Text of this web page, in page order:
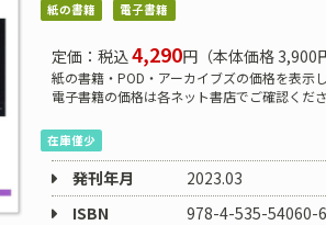
紙の書籍 電子書籍
定価：税込4,290円（本体価格 3,900
紙の書籍・POD・アーカイブズの価格を表示
電子書籍の価格は各ネット書店でご確認くだ
在庫僅少
発刊年月
2023.03
ISBN
978-4-535-54060-6